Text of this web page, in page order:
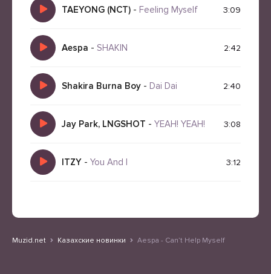
TAEYONG (NCT) - Feeling Myself 3:09
Aespa - SHAKIN 2:42
Shakira Burna Boy - Dai Dai 2:40
Jay Park, LNGSHOT - YEAH! YEAH! 3:08
ITZY - You And I 3:12
Muzid.net Казахские новинки Aespa - Can’t Help Myself